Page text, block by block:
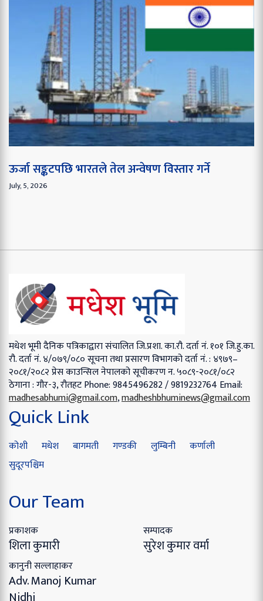
ऊर्जा सङ्कटपछि भारतले तेल अन्वेषण विस्तार गर्ने
July, 5, 2026
मधेश भूमी दैनिक पत्रिकाद्वारा संचालितजि.प्रशा. का.रौ. दर्ता नं. १०१जि.हु.का.
रौ. दर्ता नं. ४/०७९/०८०सूचना तथा प्रसारण विभागको दर्ता नं. : ४९७९–
२०८१/२०८२प्रेस काउन्सिल नेपालको सूचीकरण न. ५०८९-२०८१/०८२
ठेगाना : गौर-३, रौतहटPhone: 9845496282 / 9819232764 Email:
madhesabhumi@gmail.com,madheshbhuminews@gmail.com
Quick Link
कोशी मधेश बागमती गण्डकी लुम्बिनी
कर्णाली
सुदूरपश्चिम
Our Team
प्रकाशक
शिला कुमारी
सम्पादक
सुरेश कुमार वर्मा
कानुनी सल्लाहाकर
Adv. Manoj Kumar